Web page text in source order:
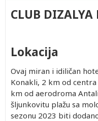
CLUB DIZALYA
Lokacija
Ovaj miran i idiličan
Konakli, 2 km od
km od aerodroma
šljunkovitu plažu sa
sezonu 2023 biti